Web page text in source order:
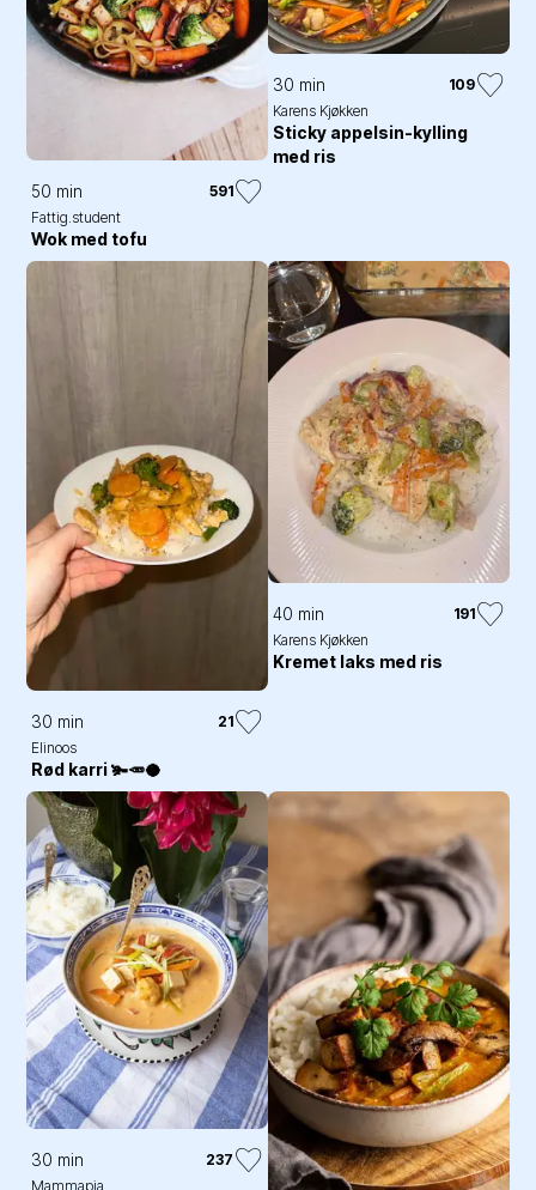
50 min
591
Fattig.student
Wok med tofu
30 min
109
Karens Kjøkken
Sticky appelsin-kylling
med ris
30 min
21
Elinoos
Rød karri 🫚🥕🥥
40 min
191
Karens Kjøkken
Kremet laks med ris
30 min
237
Mammapia